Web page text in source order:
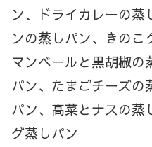
ン、ドライカレーの蒸
ンの蒸しパン、きのこ
マンベールと黒胡椒の
パン、たまごチーズの
パン、高菜とナスの蒸
グ蒸しパン